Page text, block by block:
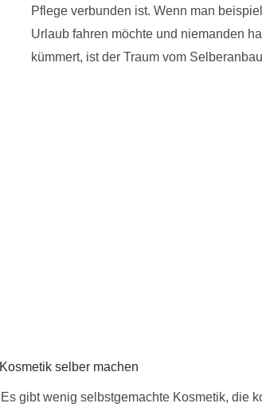
Pflege verbunden ist. Wenn man
Urlaub fahren möchte und niemanden
kümmert, ist der Traum vom
Kosmetik selber machen
Es gibt wenig selbstgemachte Kosmetik, die